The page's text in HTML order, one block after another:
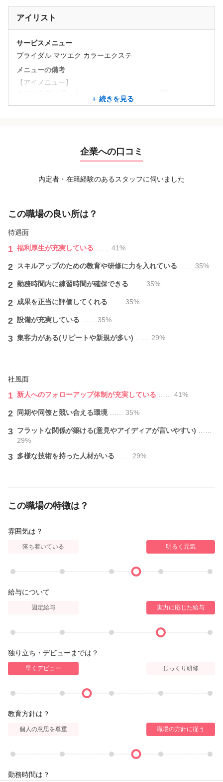
★デザインジェルコース
★スカルプコース
アイリスト
サービスメニュー
ブライダル マツエク カラーエクステ
メニューの備考
【アイメニュー】
★パリジェンヌラッシュリフト
続きを見る
企業への口コミ
内定者・在籍経験のあるスタッフに伺いました
この職場の良い所は？
待遇面
1 福利厚生が充実している …… 41%
2 スキルアップのための教育や研修に力を入れている …… 35%
2 勤務時間内に練習時間が確保できる …… 35%
2 成果を正当に評価してくれる …… 35%
2 設備が充実している …… 35%
3 集客力がある(リピートや新規が多い) …… 29%
社風面
1 新人へのフォローアップ体制が充実している …… 41%
2 同期や同僚と競い合える環境 …… 35%
3 フラットな関係が築ける(意見やアイディアが言いやすい)
29%
3 多様な技術を持った人材がいる …… 29%
この職場の特徴は？
雰囲気は？
落ち着いている 明るく元気
給与について
固定給与 実力に応じた給与
独り立ち・デビューまでは？
早くデビュー じっくり研修
教育方針は？
個人の意思を尊重 職場の方針に従う
勤務時間は？